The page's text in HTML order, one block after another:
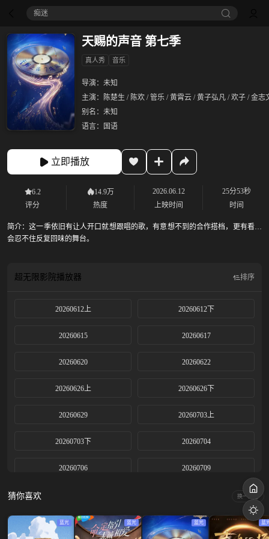
痴迷
天赐的声音 第七季
真人秀 音乐
导演： 未知
主演：
陈楚生 / 陈欢 / 管乐 / 黄霄云 / 黄子弘凡 / 欢子 / 金
别名： 未知
语言：
国语
立即播放
6.2
评分
14.9万
热度
2026.06.12
上映时间
25分53秒
时间
简介：这一季依旧有让人开口就想跟唱的歌，有意想不到的合作搭档，更有看完
会忍不住反复回味的舞台。
超无限影院播放器 排序
20260612上 20260612下
20260615 20260617
20260620 20260622
20260626上 20260626下
20260629 20260703上
20260703下 20260704
20260706 20260709
20260713 20260717
猜你喜欢 换一换
蓝光 蓝光 蓝光 蓝